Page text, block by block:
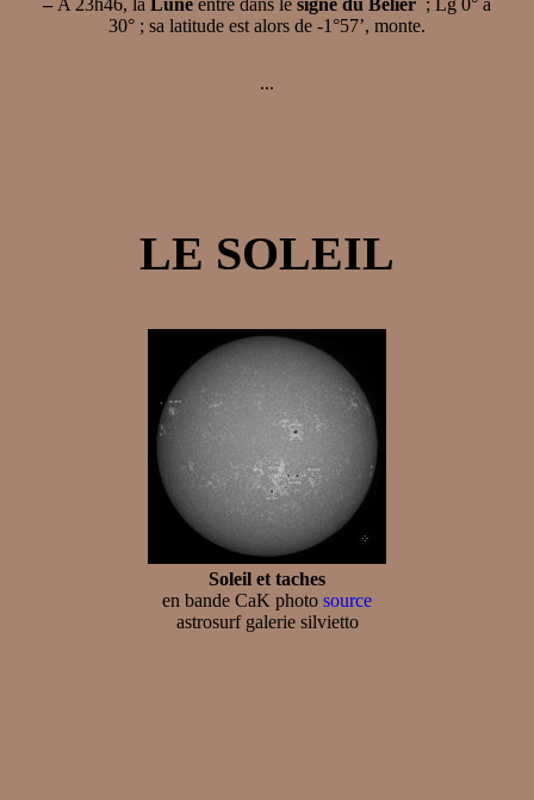
30° ; sa latitude est alors de -1°57’, monte.
...
LE SOLEIL
Soleil et taches
en bande CaK photo source
astrosurf galerie silvietto